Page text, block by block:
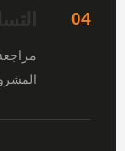
04
مراجعة